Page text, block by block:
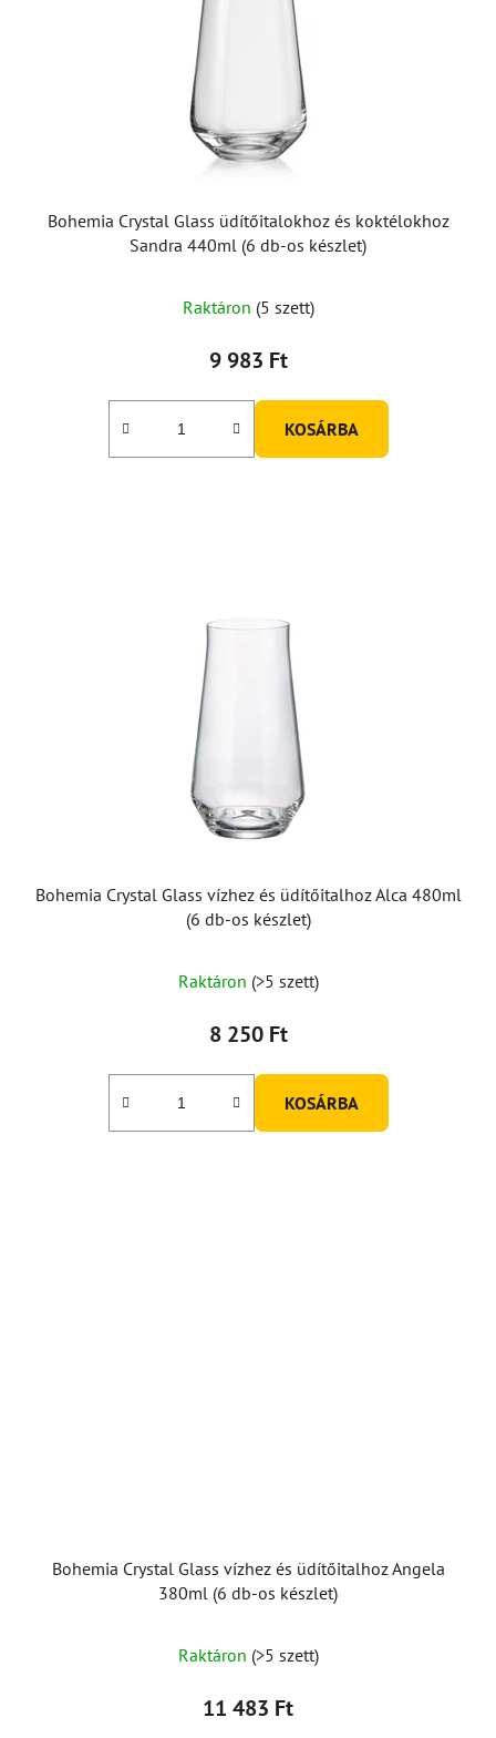
Bohemia Crystal Glass üdítőitalokhoz és koktélokhoz
Sandra 440ml (6 db-os készlet)
Raktáron (5 szett)
9 983 Ft
KOSÁRBA
Bohemia Crystal Glass vízhez és üdítőitalhoz Alca 480ml
(6 db-os készlet)
Raktáron (>5 szett)
8 250 Ft
KOSÁRBA
Bohemia Crystal Glass vízhez és üdítőitalhoz Angela
380ml (6 db-os készlet)
termék
átlagos
Raktáron (>5 szett)
11 483 Ft